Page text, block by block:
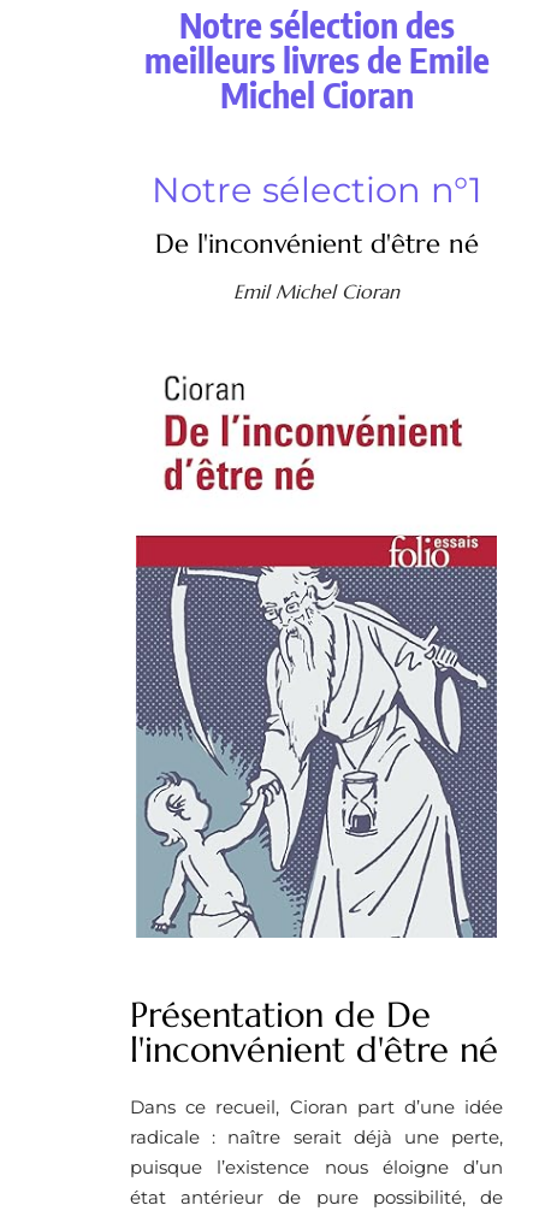
Notre sélection des
meilleurs livres de Emile
Michel Cioran
Notre sélection n°1
De l'inconvénient d'être né
Emil Michel Cioran
Présentation de De
l'inconvénient d'être né
Dans ce recueil, Cioran part d’une idée
radicale : naître serait déjà une perte,
puisque l’existence nous éloigne d’un
état antérieur de pure possibilité, de